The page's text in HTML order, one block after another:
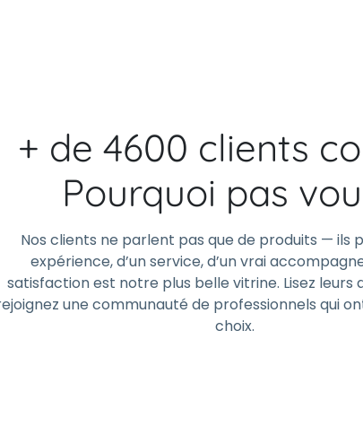
+ de 4600 clients
Pourquoi pas
Nos clients ne parlent pas que de produits — ils
expérience, d’un service, d’un vrai
satisfaction est notre plus belle vitrine. Lisez leurs
une communauté de professionnels qui
choix.